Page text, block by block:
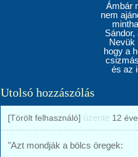
Ámbár
nem
Nevük
hogy a
és az
Utolsó hozzászólás
[Törölt felhasználó] üzente 12 éve
"Azt mondják a bölcs öregek: